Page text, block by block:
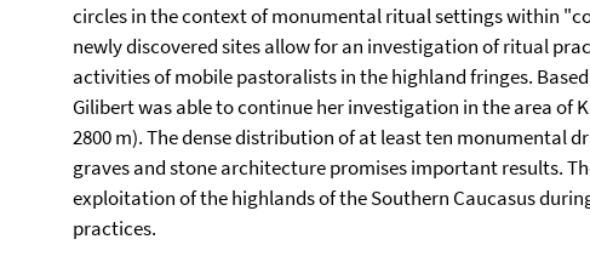
circles in the context of monumental ritual settings within
newly discovered sites allow for an investigation of ritual
activities of mobile pastoralists in the highland fringes.
Gilibert was able to continue her investigation in the area of
2800 m). The dense distribution of at least ten monumental
graves and stone architecture promises important results.
exploitation of the highlands of the Southern Caucasus
practices.